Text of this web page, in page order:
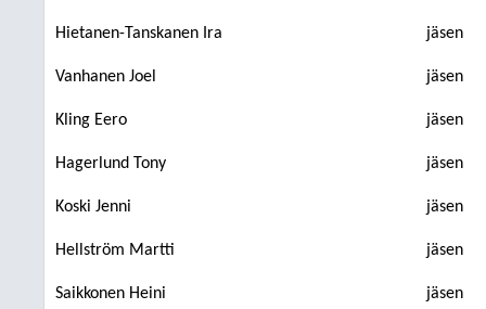
Hietanen-Tanskanen Ira jäsen
Vanhanen Joel jäsen
Kling Eero jäsen
Hagerlund Tony jäsen
Koski Jenni jäsen
Hellström Martti jäsen
Saikkonen Heini jäsen